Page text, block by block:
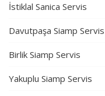
İstiklal Sanica Servis
Davutpaşa Siamp Servis
Birlik Siamp Servis
Yakuplu Siamp Servis